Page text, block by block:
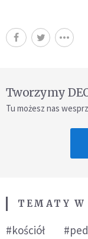
Tworzymy
Tu możesz nas
TEMATY W
#kościół